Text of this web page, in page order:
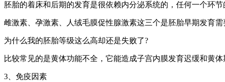
胚胎的着床和后期的发育是很依赖内分泌系统的，任何一个环
雌激素、孕激素、人绒毛膜促性腺激素这三个是胚胎早期发育
为什么我的胚胎等级这么高却还是失败了?
比较常见的是黄体功能不全，它能造成子宫内膜发育迟缓和黄
3、免疫因素